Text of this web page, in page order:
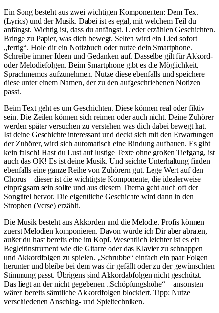
Ein Song besteht aus zwei wichtigen Komponenten: Dem Text
(Lyrics) und der Musik. Dabei ist es egal, mit welchem Teil du
anfängst. Wichtig ist, dass du anfängst. Lieder erzählen Geschichten.
Bringe zu Papier, was dich bewegt. Selten wird ein Lied sofort
„fertig“. Hole dir ein Notizbuch oder nutze dein Smartphone.
Schreibe immer Ideen und Gedanken auf. Dasselbe gilt für Akkord-
oder Melodiefolgen. Beim Smartphone gibt es die Möglichkeit,
Sprachmemos aufzunehmen. Nutze diese ebenfalls und speichere
diese unter einem Namen, der zu den aufgeschriebenen Notizen
passt.
Beim Text geht es um Geschichten. Diese können real oder fiktiv
sein. Die Zeilen können sich reimen oder auch nicht. Deine Zuhörer
werden später versuchen zu verstehen was dich dabei bewegt hat.
Ist deine Geschichte interessant und deckt sich mit den Erwartungen
der Zuhörer, wird sich automatisch eine Bindung aufbauen. Es gibt
kein falsch! Hast du Lust auf lustige Texte ohne großen Tiefgang, ist
auch das OK! Es ist deine Musik. Und seichte Unterhaltung finden
ebenfalls eine ganze Reihe von Zuhörern gut. Lege Wert auf den
Chorus – dieser ist die wichtigste Komponente, die idealerweise
einprägsam sein sollte und aus diesem Thema geht auch oft der
Songtitel hervor. Die eigentliche Geschichte wird dann in den
Strophen (Verse) erzählt.
Die Musik besteht aus Akkorden und die Melodie. Profis können
zuerst Melodien komponieren. Davon würde ich Dir aber abraten,
außer du hast bereits eine im Kopf. Wesentlich leichter ist es ein
Begleitinstrument wie die Gitarre oder das Klavier zu schnappen
und Akkordfolgen zu spielen. „Schrubbe“ einfach ein paar Folgen
herunter und bleibe bei dem was dir gefällt oder zu der gewünschten
Stimmung passt. Übrigens sind Akkordabfolgen nicht geschützt.
Das liegt an der nicht gegebenen „Schöpfungshöhe“ – ansonsten
wären bereits sämtliche Akkordfolgen blockiert. Tipp: Nutze
verschiedenen Anschlag- und Spieltechniken.